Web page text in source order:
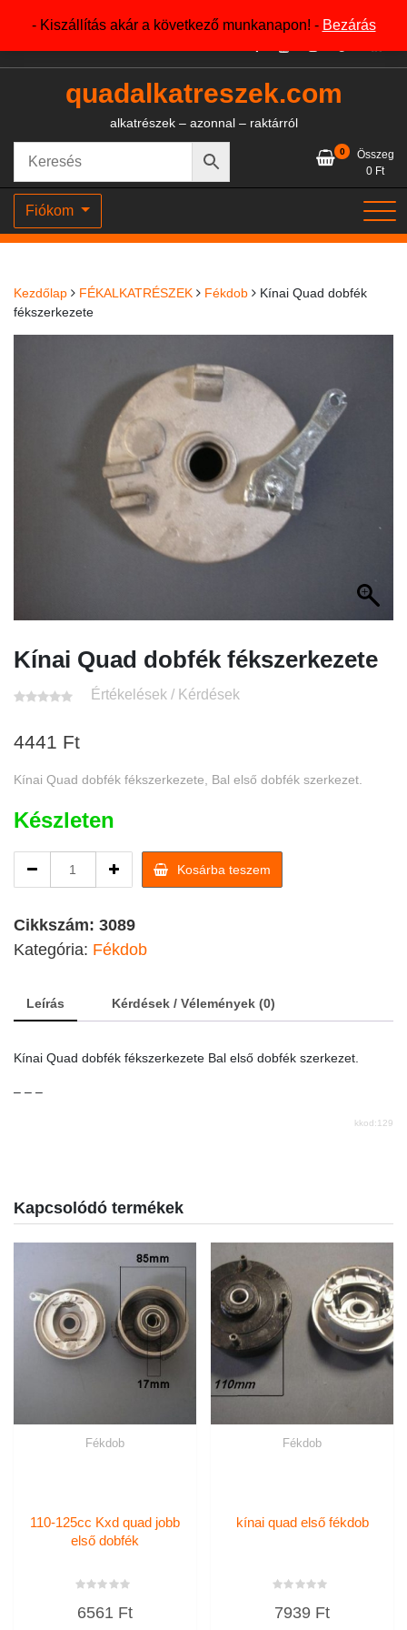
- Kiszállítás akár a következő munkanapon! - Bezárás
+36204327386
quadalkatreszek.com
alkatrészek – azonnal – raktárról
0
Összeg
0 Ft
Fiókom
Kezdőlap FÉKALKATRÉSZEK Fékdob
Kínai Quad dobfék
fékszerkezete
Kínai Quad dobfék fékszerkezete
Értékelések / Kérdések
4441 Ft
Kínai Quad dobfék fékszerkezete, Bal első dobfék szerkezet.
Készleten
Quad
fékszerkezete
Kosárba teszem
Cikkszám: 3089
Kategória: Fékdob
Leírás Kérdések / Vélemények (0)
Kínai Quad dobfék fékszerkezete Bal első dobfék szerkezet.
– – –
kkod:129
Kapcsolódó termékek
Fékdob
110-125cc Kxd quad jobb
első dobfék
0
6561 Ft
Fékdob
kínai quad első fékdob
0
7939 Ft